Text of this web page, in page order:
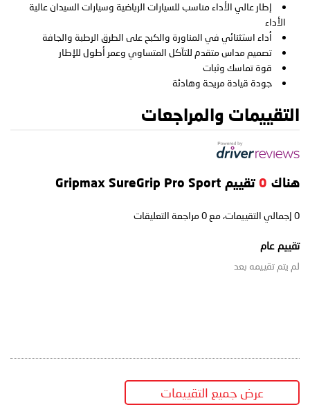
إطار عالي الأداء مناسب للسيارات الرياضية وسيارات السيدان عالية
الأداء
أداء استثنائي في المناورة والكبح على الطرق الرطبة والجافة
تصميم مداس متقدم للتآكل المتساوي وعمر أطول للإطار
قوة تماسك وثبات
جودة قيادة مريحة وهادئة
التقييمات والمراجعات
هناك 0 تقييم Gripmax SureGrip Pro Sport
0 إجمالي التقييمات، مع 0 مراجعة التعليقات
تقييم عام
لم يتم تقييمه بعد
عرض جميع التقييمات